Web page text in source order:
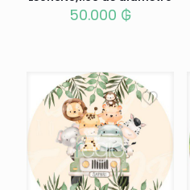
50.000 ₲